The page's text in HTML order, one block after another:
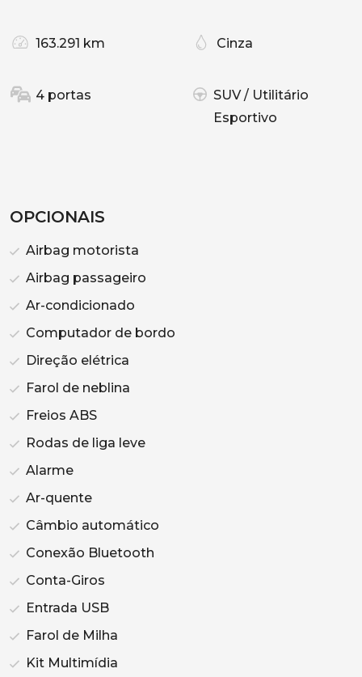
163.291 km Cinza
4 portas
SUV / Utilitário
Esportivo
OPCIONAIS
Airbag motorista
Airbag passageiro
Ar-condicionado
Computador de bordo
Direção elétrica
Farol de neblina
Freios ABS
Rodas de liga leve
Alarme
Ar-quente
Câmbio automático
Conexão Bluetooth
Conta-Giros
Entrada USB
Farol de Milha
Kit Multimídia